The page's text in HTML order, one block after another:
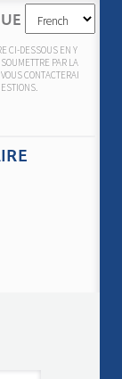
CI-DESSOUS EN Y
PAR LA
CONTACTERAI